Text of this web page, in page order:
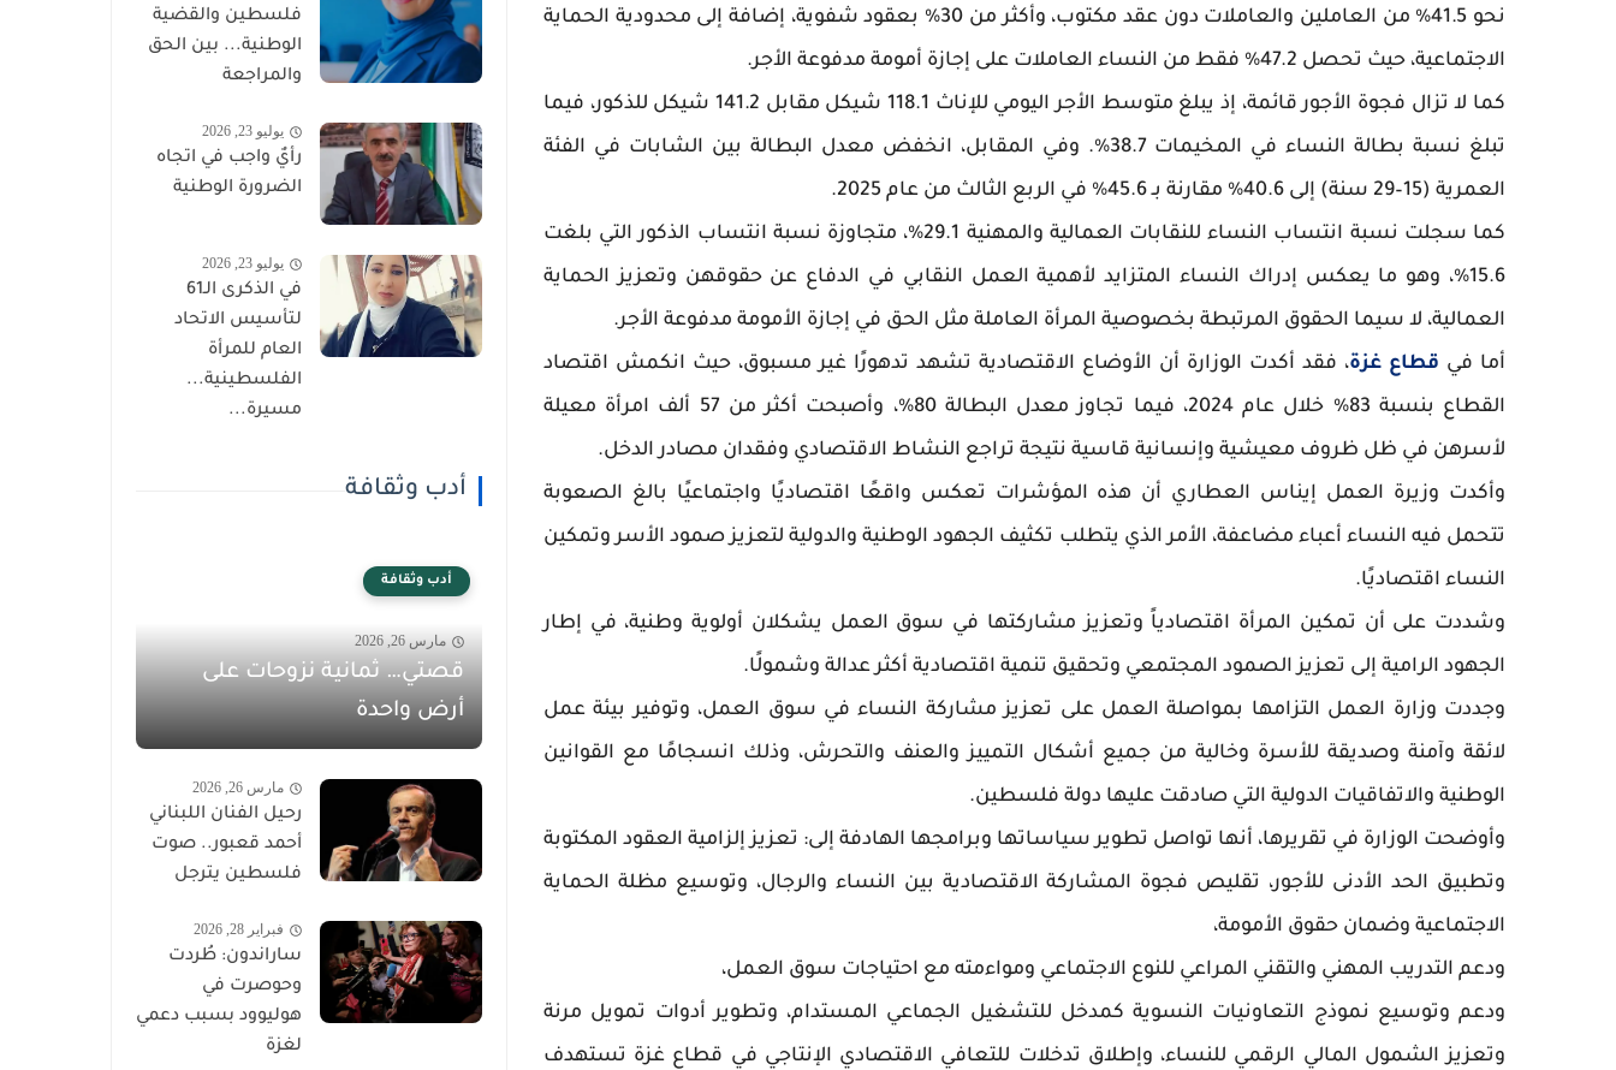
نحو 41.5% من العاملين والعاملات دون عقد مكتوب، وأكثر من 30% بعقود شفوية، إضافة إلى محدودية الحماية
الاجتماعية، حيث تحصل 47.2% فقط من النساء العاملات على إجازة أمومة مدفوعة الأجر.
كما لا تزال فجوة الأجور قائمة، إذ يبلغ متوسط الأجر اليومي للإناث 118.1 شيكل مقابل 141.2 شيكل للذكور، فيما
تبلغ نسبة بطالة النساء في المخيمات 38.7%. وفي المقابل، انخفض معدل البطالة بين الشابات في الفئة
العمرية (15–29 سنة) إلى 40.6% مقارنة بـ 45.6% في الربع الثالث من عام 2025.
كما سجلت نسبة انتساب النساء للنقابات العمالية والمهنية 29.1%، متجاوزة نسبة انتساب الذكور التي بلغت
15.6%، وهو ما يعكس إدراك النساء المتزايد لأهمية العمل النقابي في الدفاع عن حقوقهن وتعزيز الحماية
العمالية، لا سيما الحقوق المرتبطة بخصوصية المرأة العاملة مثل الحق في إجازة الأمومة مدفوعة الأجر.
أما في قطاع غزة، فقد أكدت الوزارة أن الأوضاع الاقتصادية تشهد تدهورًا غير مسبوق، حيث انكمش اقتصاد
القطاع بنسبة 83% خلال عام 2024، فيما تجاوز معدل البطالة 80%، وأصبحت أكثر من 57 ألف امرأة معيلة
لأسرهن في ظل ظروف معيشية وإنسانية قاسية نتيجة تراجع النشاط الاقتصادي وفقدان مصادر الدخل.
وأكدت وزيرة العمل إيناس العطاري أن هذه المؤشرات تعكس واقعًا اقتصاديًا واجتماعيًا بالغ الصعوبة
تتحمل فيه النساء أعباء مضاعفة، الأمر الذي يتطلب تكثيف الجهود الوطنية والدولية لتعزيز صمود الأسر وتمكين
النساء اقتصاديًا.
وشددت على أن تمكين المرأة اقتصادياً وتعزيز مشاركتها في سوق العمل يشكلان أولوية وطنية، في إطار
الجهود الرامية إلى تعزيز الصمود المجتمعي وتحقيق تنمية اقتصادية أكثر عدالة وشمولًا.
وجددت وزارة العمل التزامها بمواصلة العمل على تعزيز مشاركة النساء في سوق العمل، وتوفير بيئة عمل
لائقة وآمنة وصديقة للأسرة وخالية من جميع أشكال التمييز والعنف والتحرش، وذلك انسجامًا مع القوانين
الوطنية والاتفاقيات الدولية التي صادقت عليها دولة فلسطين.
وأوضحت الوزارة في تقريرها، أنها تواصل تطوير سياساتها وبرامجها الهادفة إلى: تعزيز إلزامية العقود المكتوبة
وتطبيق الحد الأدنى للأجور، تقليص فجوة المشاركة الاقتصادية بين النساء والرجال، وتوسيع مظلة الحماية
الاجتماعية وضمان حقوق الأمومة،
ودعم التدريب المهني والتقني المراعي للنوع الاجتماعي ومواءمته مع احتياجات سوق العمل،
ودعم وتوسيع نموذج التعاونيات النسوية كمدخل للتشغيل الجماعي المستدام، وتطوير أدوات تمويل مرنة
وتعزيز الشمول المالي الرقمي للنساء، وإطلاق تدخلات للتعافي الاقتصادي الإنتاجي في قطاع غزة تستهدف
فلسطين والقضية
الوطنية... بين الحق
والمراجعة
يوليو 23, 2026
رأيٌ واجب في اتجاه
الضرورة الوطنية
يوليو 23, 2026
في الذكرى الـ61
لتأسيس الاتحاد
العام للمرأة
الفلسطينية...
مسيرة...
أدب وثقافة
أدب وثقافة
مارس 26, 2026
قصتي… ثمانية نزوحات على
أرض واحدة
مارس 26, 2026
رحيل الفنان اللبناني
أحمد قعبور.. صوت
فلسطين يترجل
فبراير 28, 2026
ساراندون: طُردت
وحوصرت في
هوليوود بسبب دعمي
لغزة